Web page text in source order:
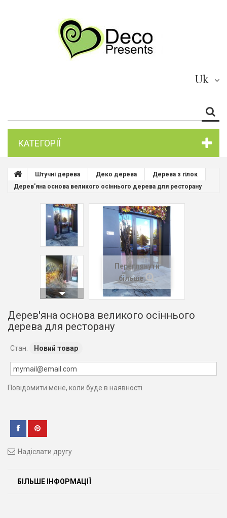
Uk
КАТЕГОРІЇ
Штучні дерева Деко дерева
Дерева з гілок
Дерев'яна основа великого осіннього дерева для ресторану
Переглянути
більше
Дерев'яна основа великого осіннього
дерева для ресторану
Стан: Новий товар
Повідомити мене, коли буде в наявності
Надіслати другу
БІЛЬШЕ ІНФОРМАЦІЇ